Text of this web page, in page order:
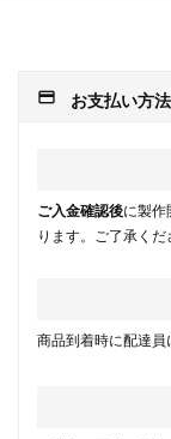
payment お支払い方法
ご入金確認後に製作
ります。ご了承くだ
商品到着時に配達